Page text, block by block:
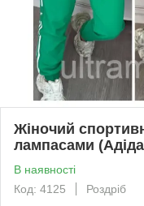
Жіночий
лампасами
В наявності
Код: 4125
Роздріб